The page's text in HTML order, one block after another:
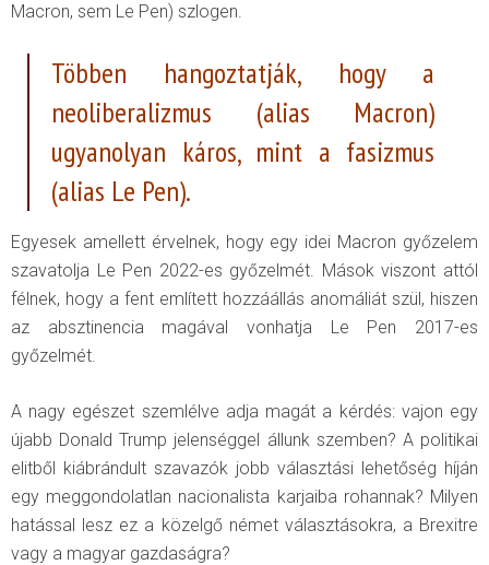
Macron, sem Le Pen) szlogen.
Többen hangoztatják, hogy a
neoliberalizmus (alias Macron)
ugyanolyan káros, mint a fasizmus
(alias Le Pen).
Egyesek amellett érvelnek, hogy egy idei Macron győzelem
szavatolja Le Pen 2022-es győzelmét. Mások viszont attól
félnek, hogy a fent említett hozzáállás anomáliát szül, hiszen
az absztinencia magával vonhatja Le Pen 2017-es
győzelmét.
A nagy egészet szemlélve adja magát a kérdés: vajon egy
újabb Donald Trump jelenséggel állunk szemben? A politikai
elitből kiábrándult szavazók jobb választási lehetőség híján
egy meggondolatlan nacionalista karjaiba rohannak? Milyen
hatással lesz ez a közelgő német választásokra, a Brexitre
vagy a magyar gazdaságra?